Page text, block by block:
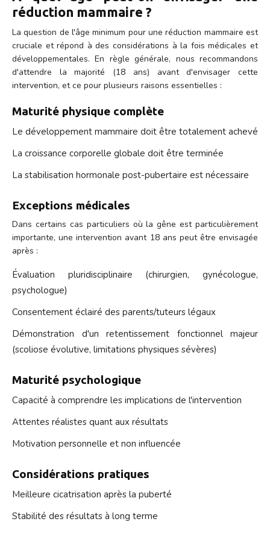
réduction mammaire ?
La question de l'âge minimum pour une réduction mammaire est
cruciale et répond à des considérations à la fois médicales et
développementales. En règle générale, nous recommandons
d'attendre la majorité (18 ans) avant d'envisager cette
intervention, et ce pour plusieurs raisons essentielles :
Maturité physique complète
Le développement mammaire doit être totalement achevé
La croissance corporelle globale doit être terminée
La stabilisation hormonale post-pubertaire est nécessaire
Exceptions médicales
Dans certains cas particuliers où la gêne est particulièrement
importante, une intervention avant 18 ans peut être envisagée
après :
Évaluation pluridisciplinaire (chirurgien, gynécologue,
psychologue)
Consentement éclairé des parents/tuteurs légaux
Démonstration d'un retentissement fonctionnel majeur
(scoliose évolutive, limitations physiques sévères)
Maturité psychologique
Capacité à comprendre les implications de l'intervention
Attentes réalistes quant aux résultats
Motivation personnelle et non influencée
Considérations pratiques
Meilleure cicatrisation après la puberté
Stabilité des résultats à long terme